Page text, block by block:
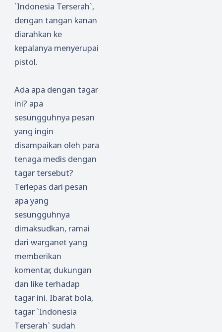
`Indonesia Terserah`,
dengan tangan kanan
diarahkan ke
kepalanya menyerupai
pistol.
Ada apa dengan tagar
ini? apa
sesungguhnya pesan
yang ingin
disampaikan oleh para
tenaga medis dengan
tagar tersebut?
Terlepas dari pesan
apa yang
sesungguhnya
dimaksudkan, ramai
dari warganet yang
memberikan
komentar, dukungan
dan like terhadap
tagar ini. Ibarat bola,
tagar `Indonesia
Terserah` sudah